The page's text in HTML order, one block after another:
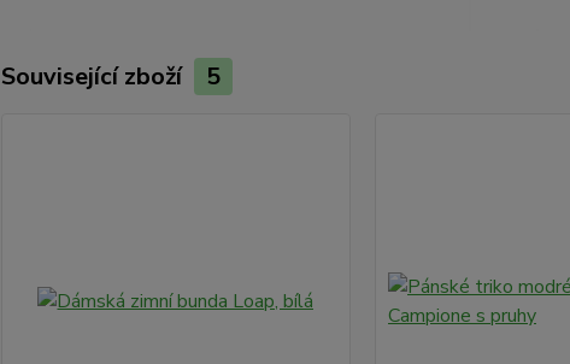
Související zboží 5